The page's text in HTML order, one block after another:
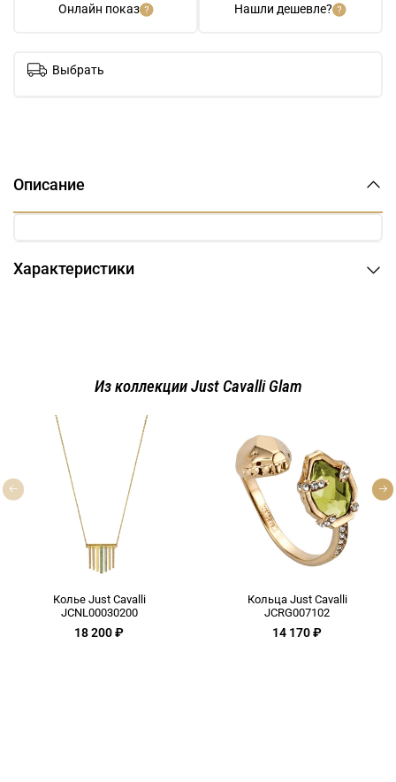
Онлайн показ Нашли дешевле?
Выбрать
Описание
Характеристики
Из коллекции Just Cavalli Glam
Колье Just Cavalli
JCNL00030200
18 200 ₽
Кольца Just Cavalli
JCRG007102
14 170 ₽